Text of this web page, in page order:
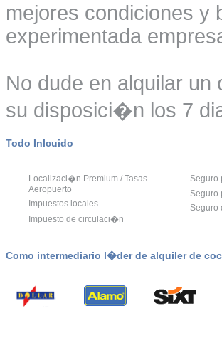
mejores condiciones y
experimentada
No dude en alquilar un
su disposici�n los 7
Todo Inlcuido
Localizaci�n Premium / Tasas
Aeropuerto
Impuestos locales
Impuesto de circulaci�n
Seguro
Seguro
Como intermediario l�der de alquiler de